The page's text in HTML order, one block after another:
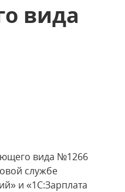
вида
вида №1266
службе
и «1С:Зарплата